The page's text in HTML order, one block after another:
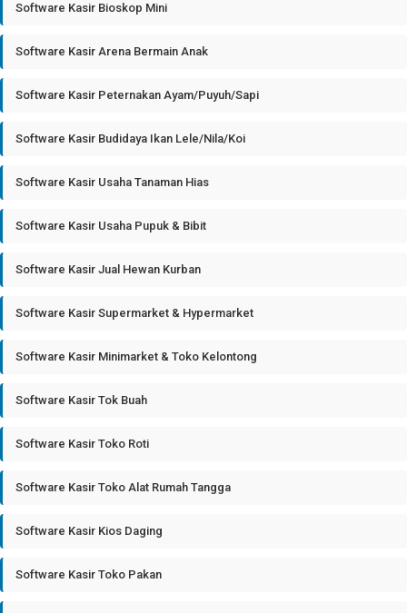
Software Kasir Bioskop Mini
Software Kasir Arena Bermain Anak
Software Kasir Peternakan Ayam/Puyuh/Sapi
Software Kasir Budidaya Ikan Lele/Nila/Koi
Software Kasir Usaha Tanaman Hias
Software Kasir Usaha Pupuk & Bibit
Software Kasir Jual Hewan Kurban
Software Kasir Supermarket & Hypermarket
Software Kasir Minimarket & Toko Kelontong
Software Kasir Tok Buah
Software Kasir Toko Roti
Software Kasir Toko Alat Rumah Tangga
Software Kasir Kios Daging
Software Kasir Toko Pakan